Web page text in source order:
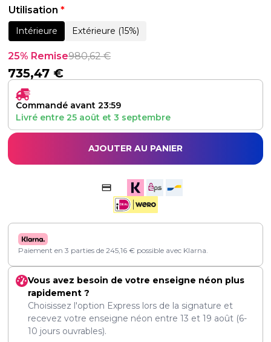
Utilisation *
Intérieure Extérieure (15%)
25% Remise980,62€
735,47 €
Commandé avant 23:59
Livré entre 25 août et 3 septembre
AJOUTER AU PANIER
Paiement en 3 parties de 245,16 € possible avec Klarna.
Vous avez besoin de votre enseigne néon plus
rapidement ?
Choisissez l'option Express lors de la signature et
recevez votre enseigne néon entre 13 et 19 août (6-
10 jours ouvrables).